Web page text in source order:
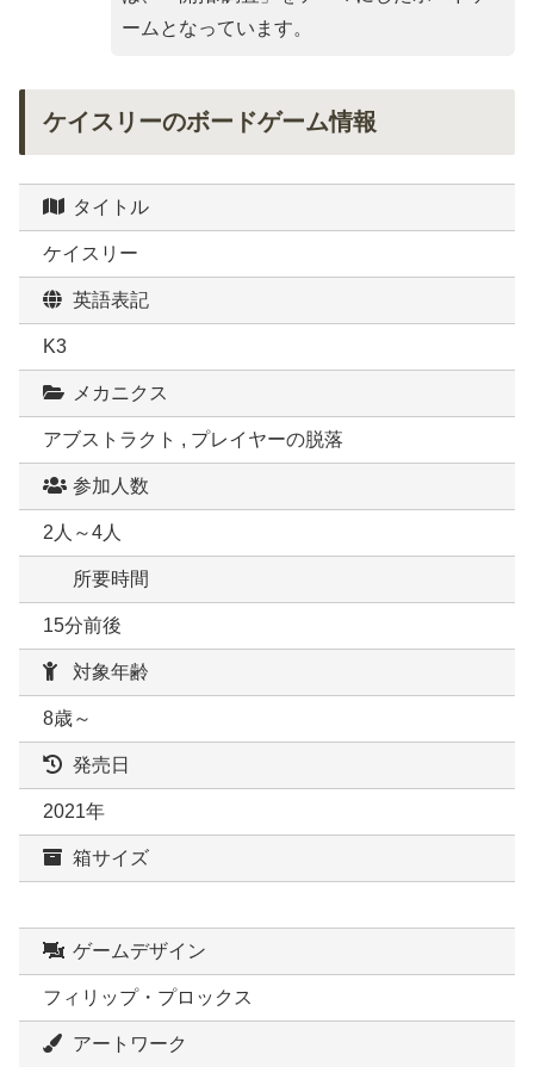
ームとなっています。
ケイスリーのボードゲーム情報
タイトル
ケイスリー
英語表記
K3
メカニクス
アブストラクト , プレイヤーの脱落
参加人数
2人～4人
所要時間
15分前後
対象年齢
8歳～
発売日
2021年
箱サイズ
ゲームデザイン
フィリップ・プロックス
アートワーク